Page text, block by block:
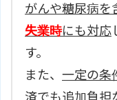
がんや糖尿病を
失業時にも対応
す。
また、 一定の条
済でも追加負担